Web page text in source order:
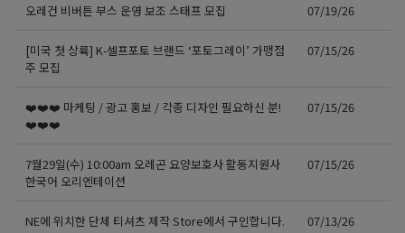
오레건 비버튼 부스 운영 보조 스태프 모집 07/19/26
[미국 첫 상륙] K-셀프포토 브랜드 ‘포토그레이’ 가맹점
주 모집
07/15/26
❤️❤️❤️ 마케팅 / 광고 홍보 / 각종 디자인 필요하신 분!
❤️❤️❤️
07/15/26
7월29일(수) 10:00am 오레곤 요양보호사 활동지원사
한국어 오리엔테이션
07/15/26
NE에 위치한 단체 티셔츠 제작 Store에서 구인합니다. 07/13/26